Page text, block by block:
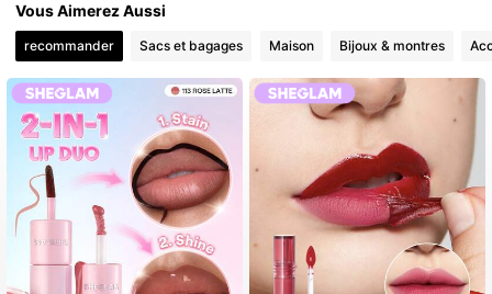
Vous Aimerez Aussi
recommander Sacs et bagages Maison Bijoux & montres